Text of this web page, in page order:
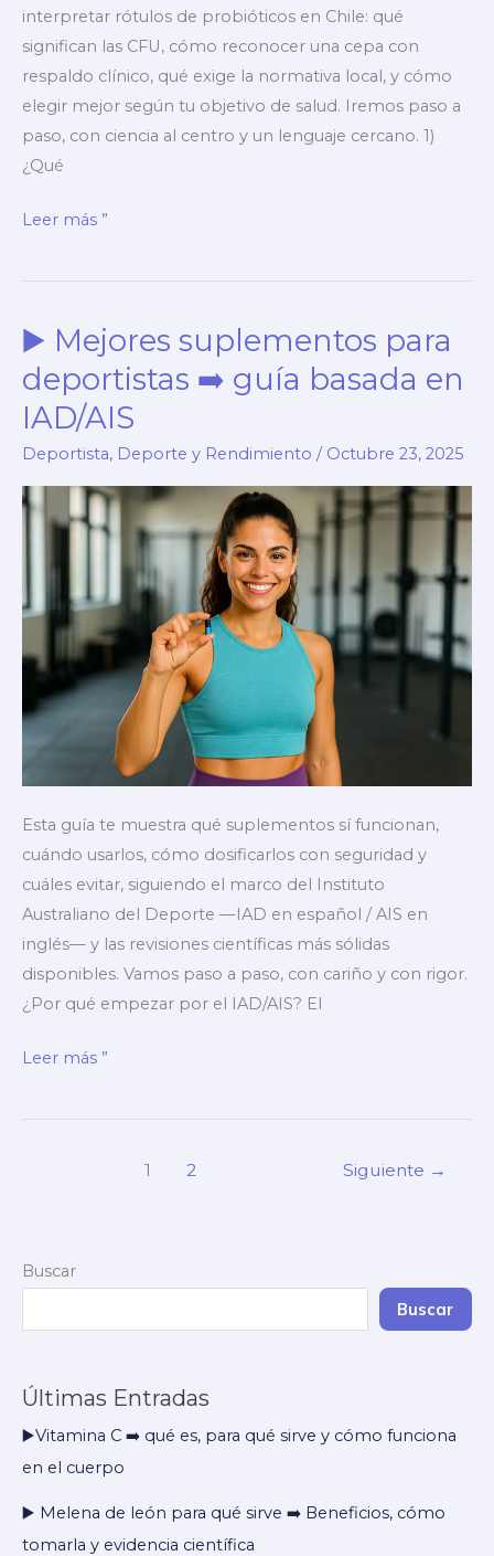
interpretar rótulos de probióticos en Chile: qué
significan las CFU, cómo reconocer una cepa con
respaldo clínico, qué exige la normativa local, y cómo
elegir mejor según tu objetivo de salud. Iremos paso a
paso, con ciencia al centro y un lenguaje cercano. 1)
¿Qué
▶️
➡️
leer
CFU,
cepas
y
etiquetas
en
Chile
Leer más ”
▶️ Mejores suplementos para
deportistas ➡️ guía basada en
IAD/AIS
Deportista, Deporte y Rendimiento / Octubre 23, 2025
Esta guía te muestra qué suplementos sí funcionan,
cuándo usarlos, cómo dosificarlos con seguridad y
cuáles evitar, siguiendo el marco del Instituto
Australiano del Deporte —IAD en español / AIS en
inglés— y las revisiones científicas más sólidas
disponibles. Vamos paso a paso, con cariño y con rigor.
¿Por qué empezar por el IAD/AIS? El
▶️
suplementos
basada
en
IAD/AIS
Leer más ”
1 2 Siguiente →
Buscar
Buscar
Últimas Entradas
▶️Vitamina C ➡️ qué es, para qué sirve y cómo funciona
en el cuerpo
▶️ Melena de león para qué sirve ➡️ Beneficios, cómo
tomarla y evidencia científica